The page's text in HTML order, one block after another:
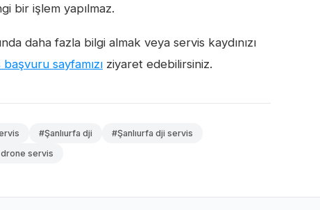
bir işlem yapılmaz.
daha fazla bilgi almak veya servis kaydınızı
sayfamızı ziyaret edebilirsiniz.
#Şanlıurfa dji
#Şanlıurfa dji servis
drone servis